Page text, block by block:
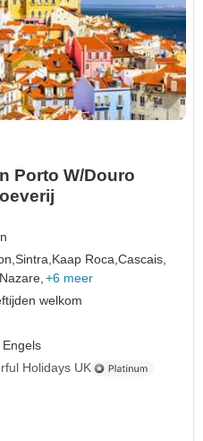
Porto W/Douro
Sintra,Kaap Roca,Cascais,
Nazare, +6 meer
welkom
Holidays UK